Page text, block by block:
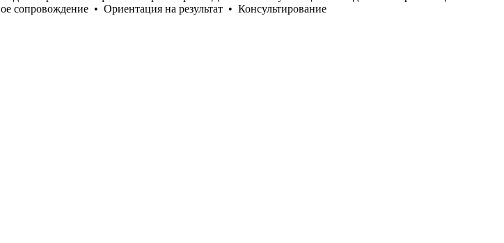
сопровождение • Ориентация на результат • Консультирование